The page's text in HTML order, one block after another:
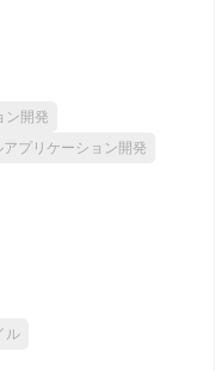
ン開発
アプリケーション開発
ル